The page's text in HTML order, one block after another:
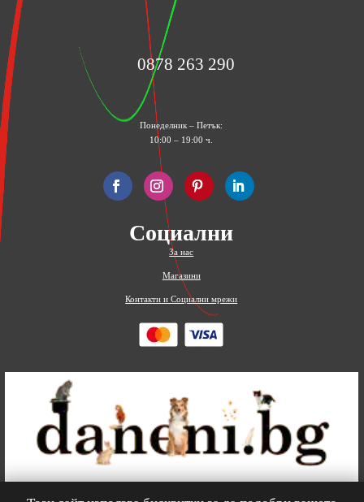
0878 263 290
Понеделник – Петък:
10:00 – 19:00 ч.
Социални
За нас
Магазини
Контакти и Социални мрежи